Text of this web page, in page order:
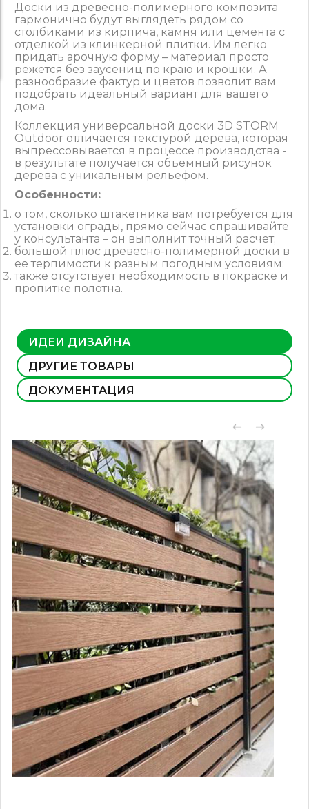
Доски из древесно-полимерного композита
гармонично будут выглядеть рядом со
столбиками из кирпича, камня или цемента с
отделкой из клинкерной плитки. Им легко
придать арочную форму – материал просто
режется без заусениц по краю и крошки. А
разнообразие фактур и цветов позволит вам
подобрать идеальный вариант для вашего
дома.
Коллекция универсальной доски 3D STORM
Outdoor отличается текстурой дерева, которая
выпрессовывается в процессе производства -
в результате получается объемный рисунок
дерева с уникальным рельефом.
Особенности:
о том, сколько штакетника вам потребуется для
установки ограды, прямо сейчас спрашивайте
у консультанта – он выполнит точный расчет;
большой плюс древесно-полимерной доски в
ее терпимости к разным погодным условиям;
также отсутствует необходимость в покраске и
пропитке полотна.
ИДЕИ ДИЗАЙНА
ДРУГИЕ ТОВАРЫ
ДОКУМЕНТАЦИЯ